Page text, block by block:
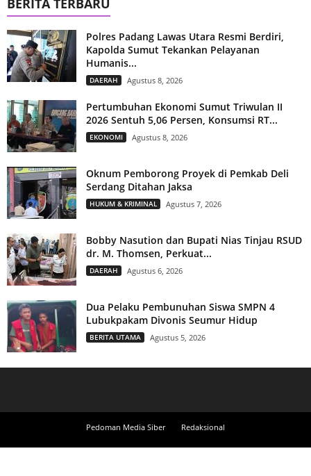
Polres Padang Lawas Utara Resmi Berdiri,
Kapolda Sumut Tekankan Pelayanan
Humanis...
DAERAH Agustus 8, 2026
Pertumbuhan Ekonomi Sumut Triwulan II
2026 Sentuh 5,06 Persen, Konsumsi RT...
EKONOMI Agustus 8, 2026
Oknum Pemborong Proyek di Pemkab Deli
Serdang Ditahan Jaksa
HUKUM & KRIMINAL Agustus 7, 2026
Bobby Nasution dan Bupati Nias Tinjau RSUD
dr. M. Thomsen, Perkuat...
DAERAH Agustus 6, 2026
Dua Pelaku Pembunuhan Siswa SMPN 4
Lubukpakam Divonis Seumur Hidup
BERITA UTAMA Agustus 5, 2026
Pedoman Media Siber Redaksional